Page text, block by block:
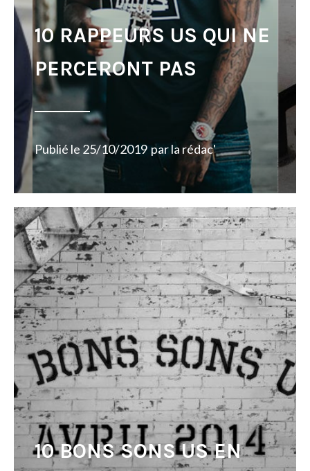
10 RAPPEURS US QUI NE
PERCERONT PAS
Publié le 25/10/2019 parla rédac'
10 BONS SONS US EN